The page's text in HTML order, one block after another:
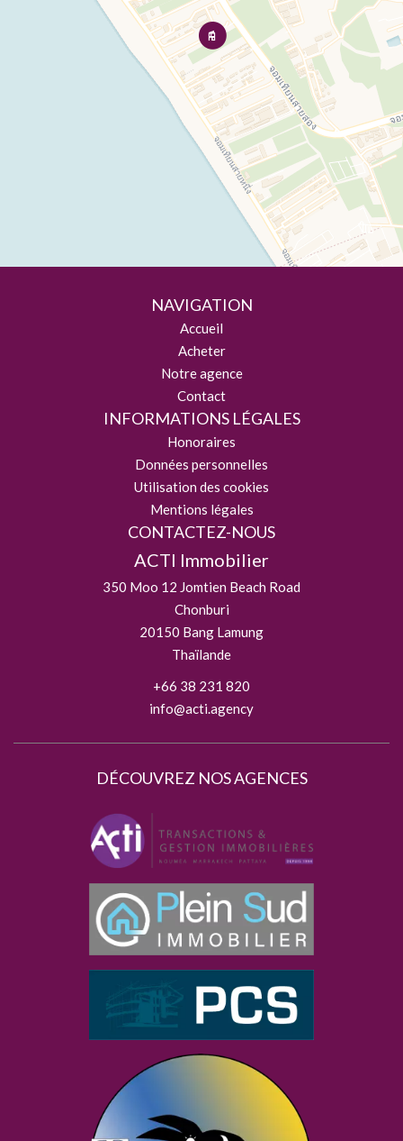
NAVIGATION
Accueil
Acheter
Notre agence
Contact
INFORMATIONS LÉGALES
Honoraires
Données personnelles
Utilisation des cookies
Mentions légales
CONTACTEZ-NOUS
ACTI Immobilier
350 Moo 12 Jomtien Beach Road
Chonburi
20150 Bang Lamung
Thaïlande
+66 38 231 820
info@acti.agency
DÉCOUVREZ NOS AGENCES